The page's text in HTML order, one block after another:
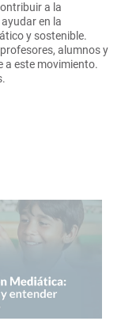
a la
en la
y sostenible.
alumnos y
a este movimiento.